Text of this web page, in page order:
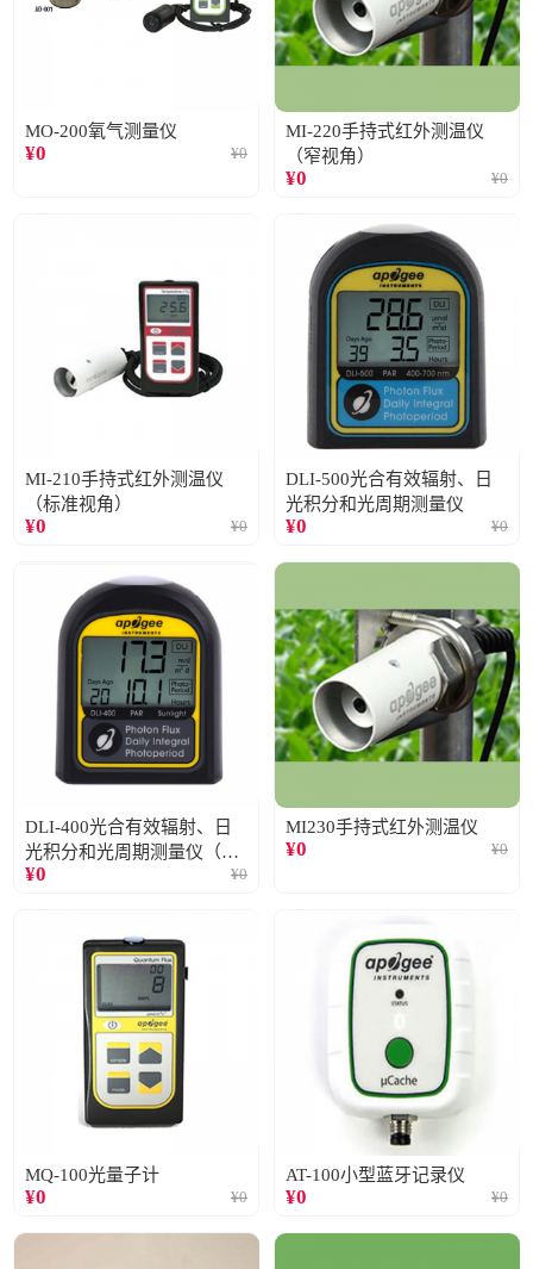
MO-200氧气测量仪
¥0 ¥0
MI-220手持式红外测温仪
（窄视角）
¥0 ¥0
MI-210手持式红外测温仪
（标准视角）
¥0 ¥0
DLI-500光合有效辐射、日
光积分和光周期测量仪
¥0 ¥0
DLI-400光合有效辐射、日
光积分和光周期测量仪（仅
阳光）
¥0 ¥0
MI230手持式红外测温仪
¥0 ¥0
MQ-100光量子计
¥0 ¥0
AT-100小型蓝牙记录仪
¥0 ¥0